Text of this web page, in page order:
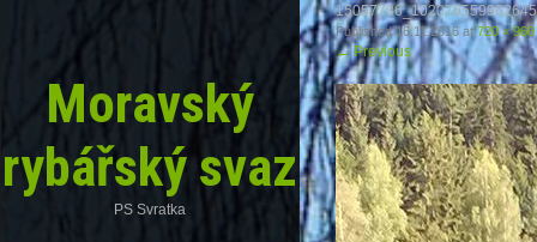
Moravský
rybářský svaz
PS Svratka
Published16.11.2016 at720 × 960
←Previous